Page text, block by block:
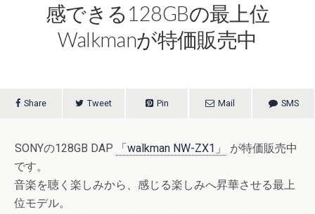
感できる128GBの最上位
Walkmanが特価販売中
Share Tweet Pin Mail SMS
SONYの128GB DAP 「walkman NW-ZX1」
が特価販売中
です。
音楽を聴く楽しみから、感じる楽しみへ昇華させる最上
位モデル。